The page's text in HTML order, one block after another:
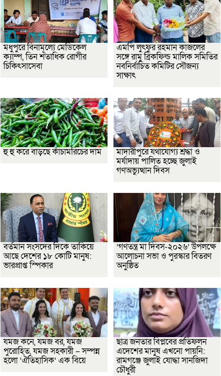
মধুপুরে বিনামূল্যে মেডিকেল
ক্যাম্প, তিন শতাধিক রোগীর
চিকিৎসাসেবা
এমপি লুৎফুর রহমান কাজলের
সঙ্গে রামু ব্রিকফিল্ড মালিক সমিতির
নবনির্বাচিত কমিটির সৌজন্য
সাক্ষাৎ
হু হু করে বাড়ছে কাঁচামরিচের দাম
মাদারীপুরে যথাযোগ্য শ্রদ্ধা ও
মর্যাদায় পালিত হচ্ছে জুলাই
গণঅভ্যুত্থান দিবস
বর্তমান সংসদের দিকে তাকিয়ে
আছে দেশের ১৮ কোটি মানুষ:
ভারপ্রাপ্ত স্পিকার
‘গণতন্ত্র মা দিবস-২০২৬’ উপলক্ষে
আলোচনা সভা ও পুরস্কার বিতরণ
অনুষ্ঠিত
যমজ কনে, যমজ বর, যমজ
পুরোহিত, যমজ সহকারী – সম্পন্ন
হলো ‘ঐতিহাসিক’ এক বিয়ে
ছাত্র জনতার বিপ্লবের প্রতিফলন
এদেশের মানুষ এখনো পায়নি:
রামগঞ্জে জুলাই যোদ্ধা সানজিদা
চৌধুরী